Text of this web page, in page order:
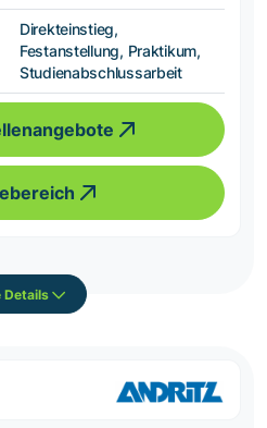
Direkteinstieg,
Festanstellung, Praktikum,
Studienabschlussarbeit
Details